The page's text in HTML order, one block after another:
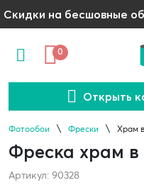
Скидки на бесшовные
0
Открыть
Фотообои Фрески Храм
Фреска храм в
Артикул: 90328